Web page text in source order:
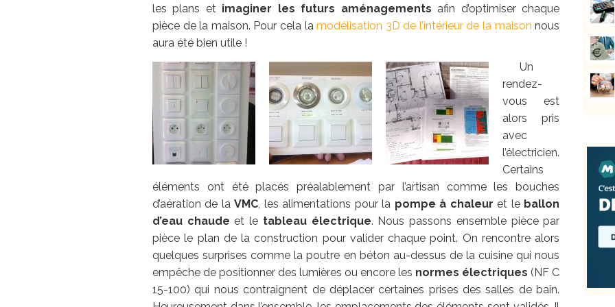
les plans et imaginer les futurs aménagements afin d’optimiser chaque
pièce de la maison. Pour cela lamodélisation 3D de l’intérieur de la maison nous
aura été bien utile !
Un
rendez-
vous est
alors pris
avec
l’électricien.
Certains
éléments ont été placés préalablement par l’artisan comme les bouches
d’aération de laVMC, les alimentations pour la pompe à chaleur et le ballon
d’eau chaude et le tableau électrique. Nous passons ensemble pièce par
pièce le plan de la construction pour valider chaque point. On rencontre alors
quelques surprises comme la poutre en béton au-dessus de la cuisine qui nous
empêche de positionner des lumières ou encore les normes électriques (NF C
15-100) qui nous contraignent de déplacer certaines prises des salles de bain.